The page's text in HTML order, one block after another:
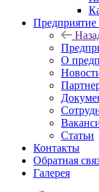
Предприятие
О
Статьи
Контакты
Обратная
Галерея